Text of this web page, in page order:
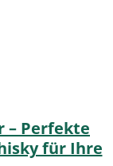
– Perfekte
für Ihre